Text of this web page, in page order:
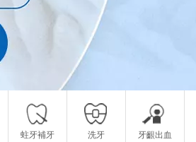
蛀牙補牙 洗牙 牙齦出血